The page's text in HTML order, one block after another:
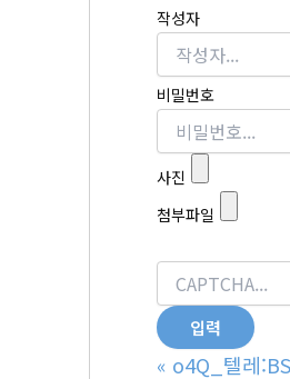
작성자
비밀번호
사진
첨부파일
« o4Q_텔레